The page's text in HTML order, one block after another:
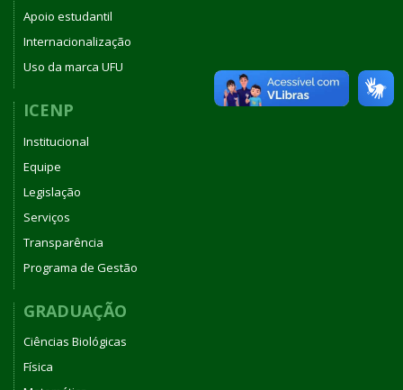
Apoio estudantil
Internacionalização
Uso da marca UFU
ICENP
Institucional
Equipe
Legislação
Serviços
Transparência
Programa de Gestão
GRADUAÇÃO
Ciências Biológicas
Física